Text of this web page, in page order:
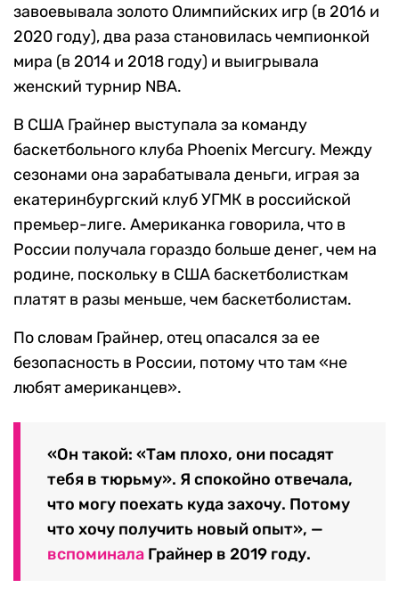
завоевывала золото Олимпийских игр (в 2016 и
2020 году), два раза становилась чемпионкой
мира (в 2014 и 2018 году) и выигрывала
женский турнир NBA.
В США Грайнер выступала за команду
баскетбольного клуба Phoenix Mercury. Между
сезонами она зарабатывала деньги, играя за
екатеринбургский клуб УГМК в российской
премьер-лиге. Американка говорила, что в
России получала гораздо больше денег, чем на
родине, поскольку в США баскетболисткам
платят в разы меньше, чем баскетболистам.
По словам Грайнер, отец опасался за ее
безопасность в России, потому что там «не
любят американцев».
«Он такой: «Там плохо, они посадят
тебя в тюрьму». Я спокойно отвечала,
что могу поехать куда захочу. Потому
что хочу получить новый опыт», —
вспоминала Грайнер в 2019 году.